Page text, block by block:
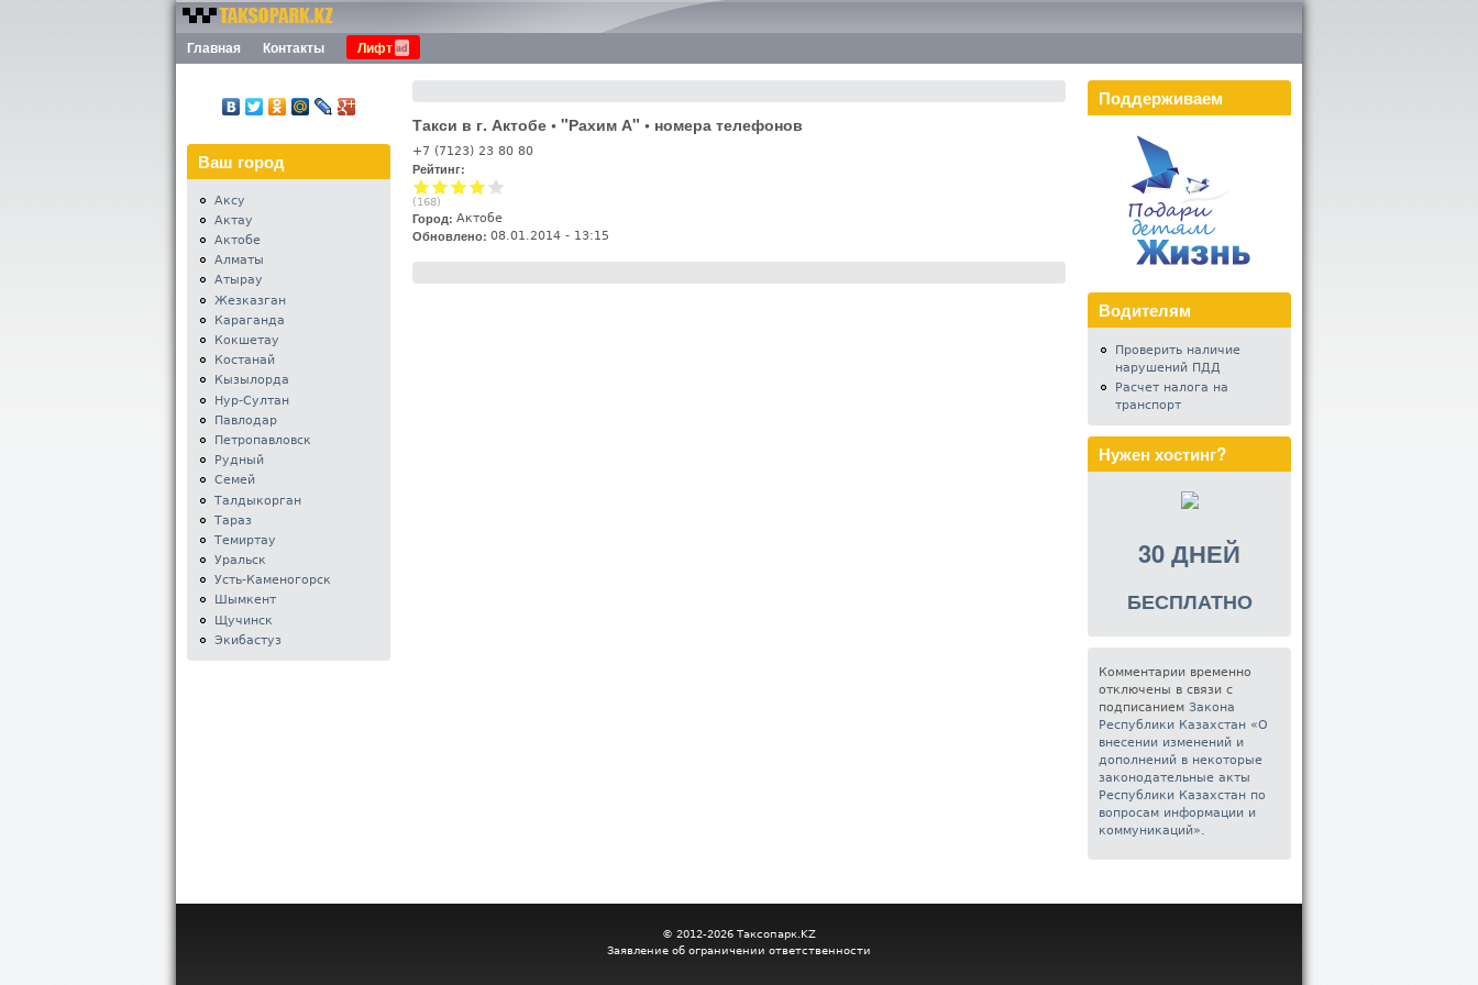
Перейти к основному
содержанию
Номера
такси
Казахстана -
Таксопарк.KZ
Меню
Главная Контакты Лифт
Такси в г. Актобе • "Рахим А" • номера телефонов
+7 (7123) 23 80 80
Рейтинг:
(168)
Город: Актобе
Обновлено: 08.01.2014 - 13:15
Ваш город
Аксу
Актау
Актобе
Алматы
Атырау
Жезказган
Караганда
Кокшетау
Костанай
Кызылорда
Нур-Султан
Павлодар
Петропавловск
Рудный
Семей
Талдыкорган
Тараз
Темиртау
Уральск
Усть-Каменогорск
Шымкент
Щучинск
Экибастуз
Поддерживаем
Водителям
Проверить наличие
нарушений ПДД
Расчет налога на
транспорт
Нужен хостинг?
30 ДНЕЙ
БЕСПЛАТНО
Комментарии временно
отключены в связи с
подписаниемЗакона
Республики Казахстан «О
внесении изменений и
дополнений в некоторые
законодательные акты
Республики Казахстан по
вопросам информации и
коммуникаций»
© 2012-2026 Таксопарк.KZ
Заявление об ограничении ответственности